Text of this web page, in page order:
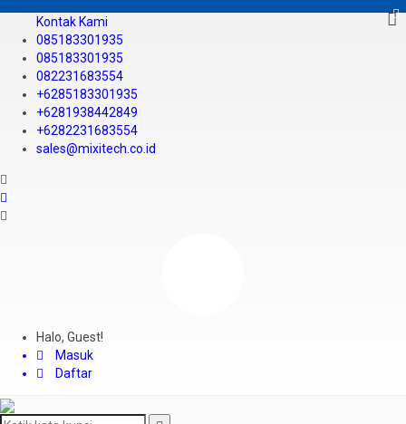
Kontak Kami
085183301935
085183301935
082231683554
+6285183301935
+6281938442849
+6282231683554
sales@mixitech.co.id
Halo, Guest!
Masuk
Daftar